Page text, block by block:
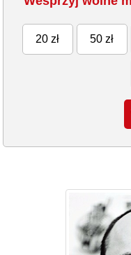
20 zł 50 zł